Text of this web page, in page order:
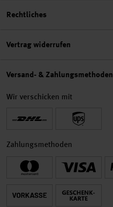
Rechtliches
Vertrag widerrufen
Versand- & Zahlungsmethoden
Wir verschicken mit
Zahlungsmethoden